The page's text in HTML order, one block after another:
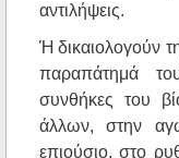
αντιλήψεις.
Ή δικαιολογούν
παραπάτημά
συνθήκες του
άλλων, στην
επιούσιο, στο